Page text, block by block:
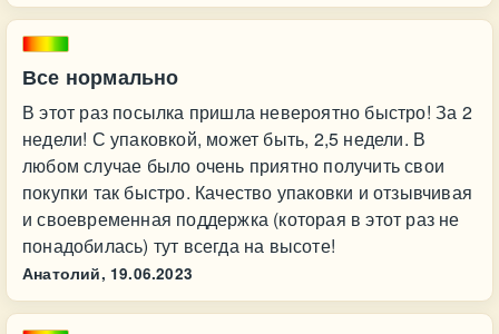
Все нормально
В этот раз посылка пришла невероятно быстро! За 2
недели! С упаковкой, может быть, 2,5 недели. В
любом случае было очень приятно получить свои
покупки так быстро. Качество упаковки и отзывчивая
и своевременная поддержка (которая в этот раз не
понадобилась) тут всегда на высоте!
Анатолий, 19.06.2023